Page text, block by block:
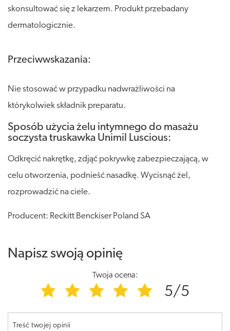
skonsultować się z lekarzem. Produkt przebadany
dermatologicznie.
Przeciwwskazania:
Nie stosować w przypadku nadwrażliwości na
którykolwiek składnik preparatu.
Sposób użycia żelu intymnego do masażu
soczysta truskawka Unimil Luscious:
Odkręcić nakrętkę, zdjąć pokrywkę zabezpieczającą, w
celu otworzenia, podnieść nasadkę. Wycisnąć żel,
rozprowadzić na ciele.
Producent: Reckitt Benckiser Poland SA
Napisz swoją opinię
Twoja ocena:
5/5
Treść twojej opinii